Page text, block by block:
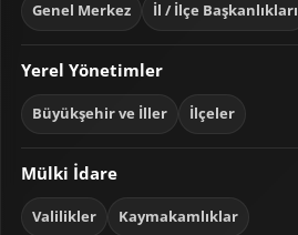
Genel Merkez İl / İlçe Başkanlıkları
Yerel Yönetimler
Büyükşehir ve İller İlçeler
Mülki İdare
Valilikler Kaymakamlıklar